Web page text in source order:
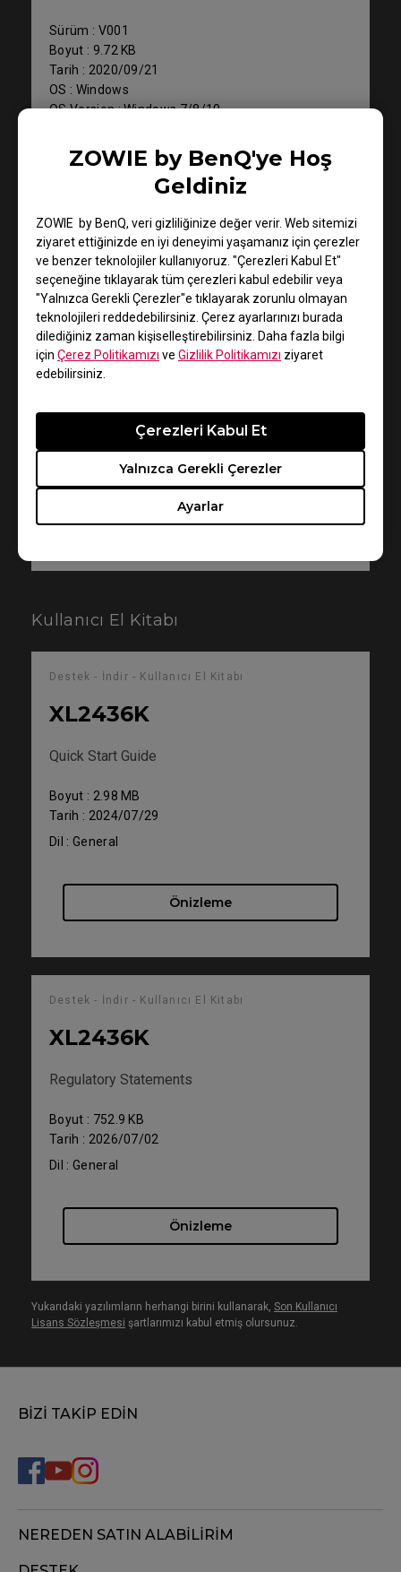
ZOWIE by BenQ'ye Hoş
Geldiniz
ZOWIE by BenQ, veri gizliliğinize değer verir. Web sitemizi
ziyaret ettiğinizde en iyi deneyimi yaşamanız için çerezler
ve benzer teknolojiler kullanıyoruz. "Çerezleri Kabul Et"
seçeneğine tıklayarak tüm çerezleri kabul edebilir veya
"Yalnızca Gerekli Çerezler"e tıklayarak zorunlu olmayan
teknolojileri reddedebilirsiniz. Çerez ayarlarınızı burada
dilediğiniz zaman kişiselleştirebilirsiniz. Daha fazla bilgi
için Çerez Politikamızı ve Gizlilik Politikamızı ziyaret
edebilirsiniz.
Ayarlar
Yalnızca Gerekli Çerezler
Çerezleri Kabul Et
Sürüm : V001
Boyut : 9.72 KB
Tarih : 2020/09/21
OS : Windows
OS Version : Windows 7/8/10
İndir
Destek - İndir - Sürücü
XL2436K
WHQL driver
Boyut : 9.61 KB
Tarih : 2022/01/03
OS : Windows
OS Version : Windows 11
İndir
Kullanıcı El Kitabı
Destek - İndir - Kullanıcı El Kitabı
XL2436K
Quick Start Guide
Boyut : 2.98 MB
Tarih : 2024/07/29
Dil : General
Önizleme
Destek - İndir - Kullanıcı El Kitabı
XL2436K
Regulatory Statements
Boyut : 752.9 KB
Tarih : 2026/07/02
Dil : General
Önizleme
Yukarıdaki yazılımların herhangi birini kullanarak, Son Kullanıcı
Lisans Sözleşmesi şartlarımızı kabul etmiş olursunuz.
BİZİ TAKİP EDİN
NEREDEN SATIN ALABİLİRİM